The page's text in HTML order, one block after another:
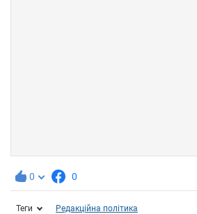
0 0
Теги Редакційна політика